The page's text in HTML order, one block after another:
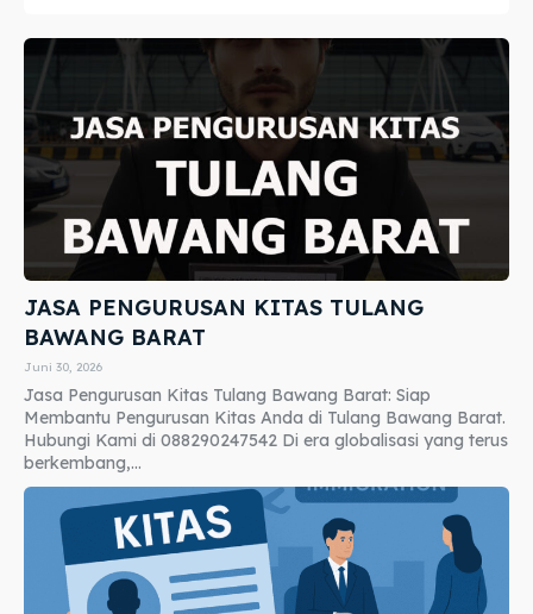
JASA PENGURUSAN KITAS TULANG
BAWANG BARAT
Juni 30, 2026
Jasa Pengurusan Kitas Tulang Bawang Barat: Siap
Membantu Pengurusan Kitas Anda di Tulang Bawang Barat.
Hubungi Kami di 088290247542 Di era globalisasi yang terus
berkembang,...